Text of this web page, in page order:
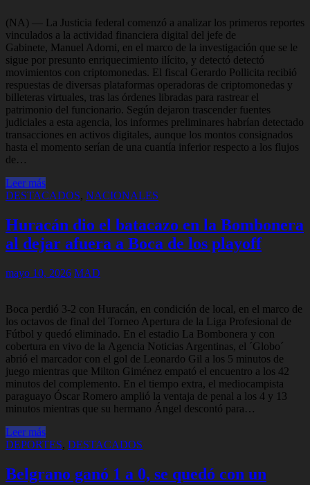
(NA) — La Justicia federal comenzó a analizar los primeros reportes
vinculados a la actividad financiera digital del jefe de
Gabinete, Manuel Adorni, en el marco de la investigación que se le
sigue por presunto enriquecimiento ilícito, y detectó detectó
movimientos con criptomonedas. El fiscal Gerardo Pollicita recibió
respuestas de diversas plataformas operadoras de criptomonedas y
billeteras virtuales, tras las órdenes libradas para rastrear el
patrimonio del funcionario. Según dejaron trascender fuentes
judiciales a esta agencia, los informes preliminares habrían detectado
transacciones en activos digitales, aunque los montos consignados
hasta el momento serían de una cuantía inferior respecto a los flujos
de…
Leer más
DESTACADOS, NACIONALES
Huracán dio el batacazo en la Bombonera
al dejar afuera a Boca de los playoff
mayo 10, 2026 MAD
Boca perdió 3-2 con Huracán, en condición de local, en el marco de
los octavos de final del Torneo Apertura de la Liga Profesional de
Fútbol y quedó eliminado. En el estadio La Bombonera y con
cobertura en vivo de la Agencia Noticias Argentinas, el ´Globo´
abrió el marcador con el gol de Leonardo Gil a los 5 minutos de
juego mientras que Milton Giménez empató el encuentro a los 42
minutos del complemento. En el tiempo extra, el mediocampista
paraguayo Óscar Romero amplió la ventaja de penal a los 4 y 13
minutos mientras que su hermano Ángel descontó para…
Leer más
DEPORTES, DESTACADOS
Belgrano ganó 1 a 0, se quedó con un